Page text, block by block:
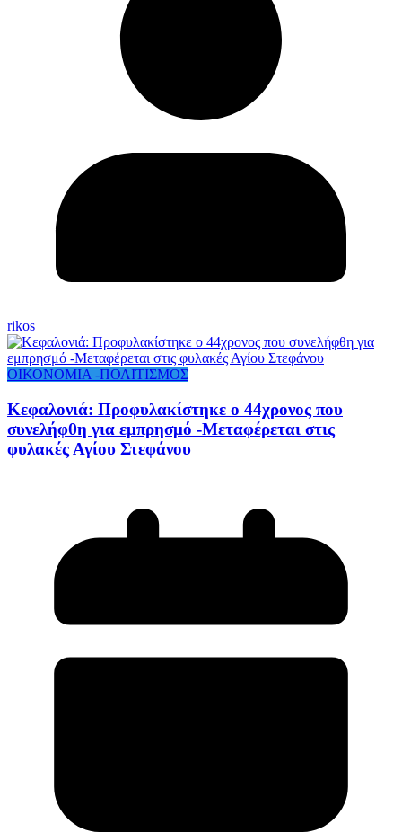
rikos
ΟΙΚΟΝΟΜΙΑ -ΠΟΛΙΤΙΣΜΟΣ
Κεφαλονιά: Προφυλακίστηκε ο 44χρονος που
συνελήφθη για εμπρησμό -Μεταφέρεται στις
φυλακές Αγίου Στεφάνου